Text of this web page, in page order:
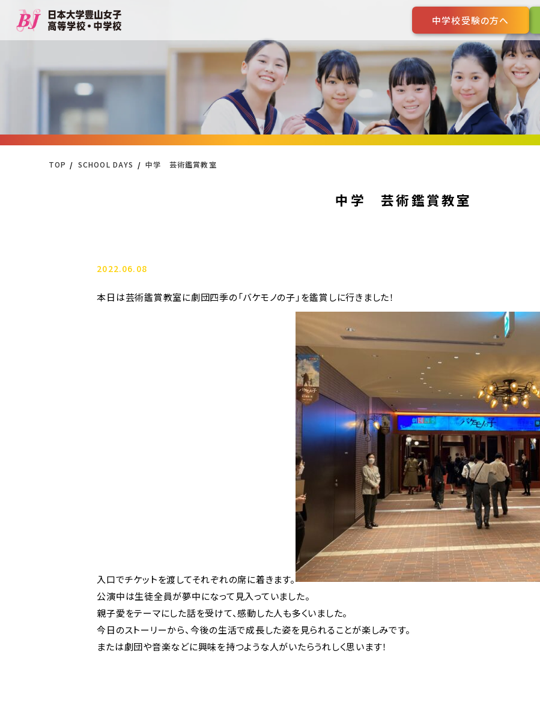
中学校受験の方へ
TOP SCHOOL DAYS 中学 芸術鑑賞教室
中学 芸術鑑賞教室
2022.06.08
本日は芸術鑑賞教室に劇団四季の「バケモノの子」を鑑賞しに行きました！
入口でチケットを渡してそれぞれの席に着きます。
公演中は生徒全員が夢中になって見入っていました。
親子愛をテーマにした話を受けて、感動した人も多くいました。
今日のストーリーから、今後の生活で成長した姿を見られることが楽しみです。
または劇団や音楽などに興味を持つような人がいたらうれしく思います！